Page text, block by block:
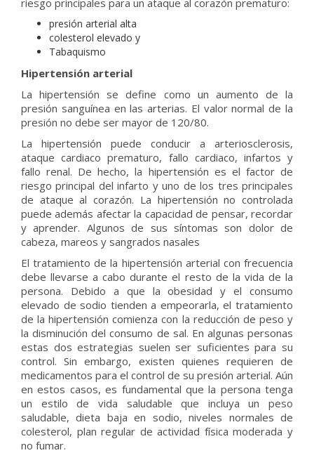
riesgo principales para un ataque al corazón prematuro:
presión arterial alta
colesterol elevado y
Tabaquismo
Hipertensión arterial
La hipertensión se define como un aumento de la
presión sanguínea en las arterias. El valor normal de la
presión no debe ser mayor de 120/80.
La hipertensión puede conducir a arteriosclerosis,
ataque cardiaco prematuro, fallo cardiaco, infartos y
fallo renal. De hecho, la hipertensión es el factor de
riesgo principal del infarto y uno de los tres principales
de ataque al corazón. La hipertensión no controlada
puede además afectar la capacidad de pensar, recordar
y aprender. Algunos de sus síntomas son dolor de
cabeza, mareos y sangrados nasales
El tratamiento de la hipertensión arterial con frecuencia
debe llevarse a cabo durante el resto de la vida de la
persona. Debido a que la obesidad y el consumo
elevado de sodio tienden a empeorarla, el tratamiento
de la hipertensión comienza con la reducción de peso y
la disminución del consumo de sal. En algunas personas
estas dos estrategias suelen ser suficientes para su
control. Sin embargo, existen quienes requieren de
medicamentos para el control de su presión arterial. Aún
en estos casos, es fundamental que la persona tenga
un estilo de vida saludable que incluya un peso
saludable, dieta baja en sodio, niveles normales de
colesterol, plan regular de actividad física moderada y
no fumar.